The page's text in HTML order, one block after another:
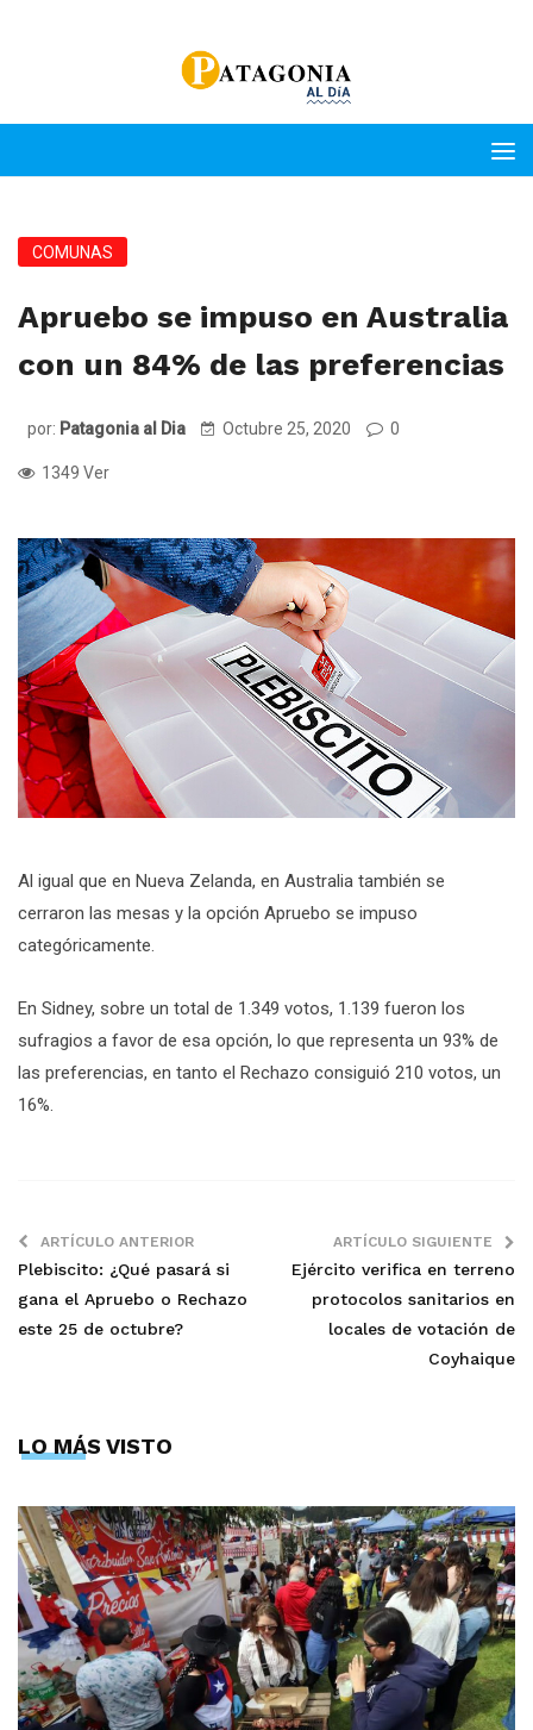
COMUNAS
Apruebo se impuso en Australia
con un 84% de las preferencias
por: Patagonia al Dia Octubre 25, 2020 0
1349 Ver
Al igual que en Nueva Zelanda, en Australia también se
cerraron las mesas y la opción Apruebo se impuso
categóricamente.
En Sidney, sobre un total de 1.349 votos, 1.139 fueron los
sufragios a favor de esa opción, lo que representa un 93% de
las preferencias, en tanto el Rechazo consiguió 210 votos, un
16%.
ARTÍCULO ANTERIOR
Plebiscito: ¿Qué pasará si
gana el Apruebo o Rechazo
este 25 de octubre?
ARTÍCULO SIGUIENTE
Ejército verifica en terreno
protocolos sanitarios en
locales de votación de
Coyhaique
LO MÁS VISTO